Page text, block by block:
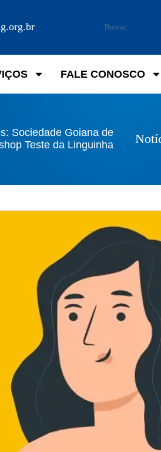
FALE CONOSCO
Sociedade Goiana de
Teste da Linguinha